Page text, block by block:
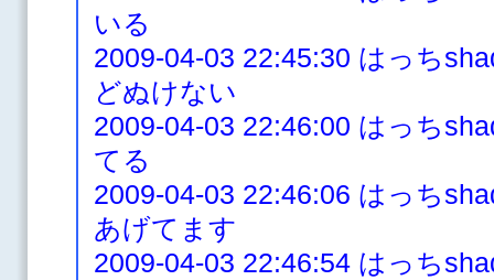
いる
2009-04-03 22:45:30 はっち
どぬけない
2009-04-03 22:46:00 はっち
てる
2009-04-03 22:46:06 はっち
あげてます
2009-04-03 22:46:54 はっち